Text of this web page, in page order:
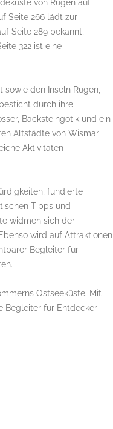
von Rügen auf
Seite 266 lädt zur
Seite 289 bekannt,
322 ist eine
den Inseln Rügen,
durch ihre
Backsteingotik und ein
Altstädte von Wismar
Aktivitäten
fundierte
Tipps und
widmen sich der
wird auf Attraktionen
Begleiter für
Ostseeküste. Mit
Begleiter für Entdecker